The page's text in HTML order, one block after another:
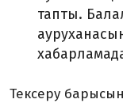
тапты.
Тексеру